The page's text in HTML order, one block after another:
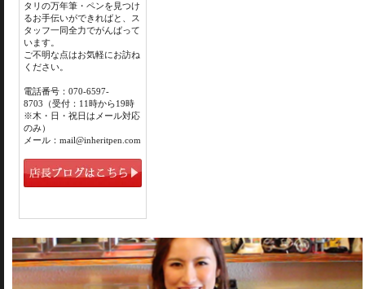
タリの万年筆・ペンを見つけ
るお手伝いができればと、ス
タッフ一同全力でがんばって
います。
ご不明な点はお気軽にお訪ね
ください。
電話番号：070-6597-
8703（受付：11時から19時
※木・日・祝日はメール対応
のみ）
メール：mail@inheritpen.com